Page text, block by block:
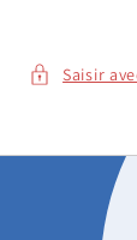
Saisir